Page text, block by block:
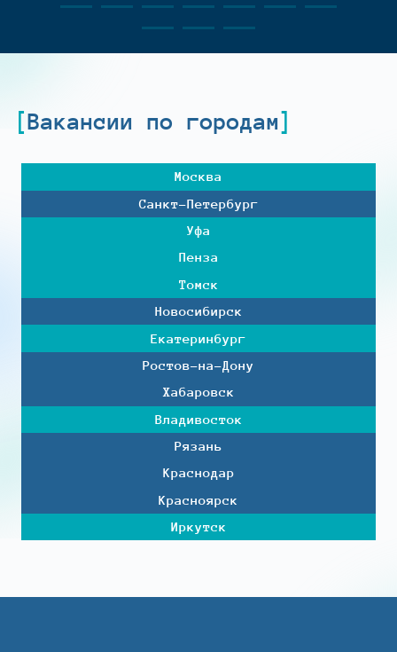
Вакансии по городам
Москва
Санкт-Петербург
Уфа
Пенза
Томск
Новосибирск
Екатеринбург
Ростов-на-Дону
Хабаровск
Владивосток
Рязань
Краснодар
Красноярск
Иркутск